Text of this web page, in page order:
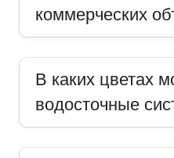
коммерческих
В каких цветах
водосточные